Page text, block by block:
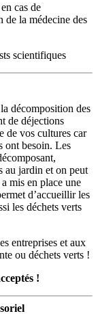
cas de
de la médecine des
scientifiques
décomposition des
de déjections
de vos cultures car
ont besoin. Les
au jardin et on peut
mis en place une
d’accueillir les
les déchets verts
entreprises et aux
ou déchets verts !
!